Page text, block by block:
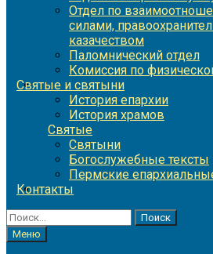
Отдел по
силами,
казачеством
Паломнический отдел
Комиссия по
Святые и святыни
История епархии
История храмов
Святые
Святыни
Богослужебные тексты
Пермские
Контакты
Найти:
Меню